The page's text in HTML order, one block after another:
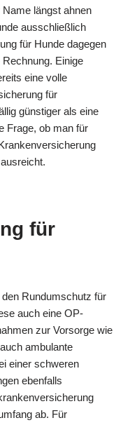
längst ahnen
ausschließlich
für Hunde dagegen
Einige
eine volle
für
günstiger als eine
Frage, ob man für
für
Rundumschutz für
auch eine OP-
zur Vorsorge wie
ambulante
einer schweren
ebenfalls
ab. Für